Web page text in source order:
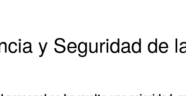
y Seguridad de